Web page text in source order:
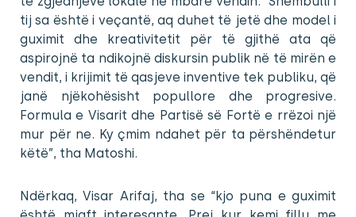
tij sa është i veçantë, aq duhet të jetë dhe model i
guximit dhe kreativitetit për të gjithë ata që
aspirojnë ta ndikojnë diskursin publik në të mirën e
vendit, i krijimit të qasjeve inventive tek publiku, që
janë njëkohësisht popullore dhe progresive.
Formula e Visarit dhe Partisë së Fortë e rrëzoi një
mur për ne. Ky çmim ndahet për ta përshëndetur
këtë”, tha Matoshi.
Ndërkaq, Visar Arifaj, tha se “kjo puna e guximit